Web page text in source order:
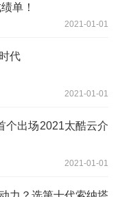
单！
2021-01-01
代
2021-01-01
个出场2021太酷云介
2021-01-01